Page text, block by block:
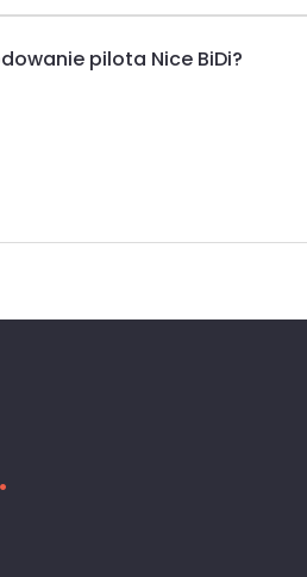
pilota Nice BiDi?